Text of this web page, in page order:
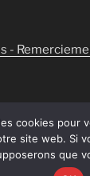
-
cookies pour
site web. Si
que